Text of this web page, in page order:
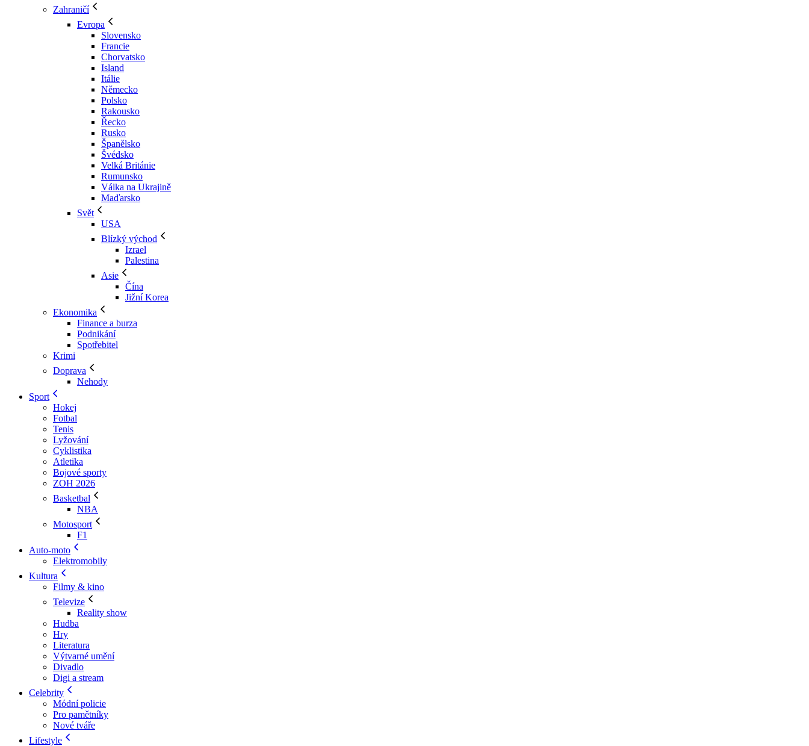
Zahraničí
Evropa
Slovensko
Francie
Chorvatsko
Island
Itálie
Německo
Polsko
Rakousko
Řecko
Rusko
Španělsko
Švédsko
Velká Británie
Rumunsko
Válka na Ukrajině
Maďarsko
Svět
USA
Blízký východ
Izrael
Palestina
Asie
Čína
Jižní Korea
Ekonomika
Finance a burza
Podnikání
Spotřebitel
Krimi
Doprava
Nehody
Sport
Hokej
Fotbal
Tenis
Lyžování
Cyklistika
Atletika
Bojové sporty
ZOH 2026
Basketbal
NBA
Motosport
F1
Auto-moto
Elektromobily
Kultura
Filmy & kino
Televize
Reality show
Hudba
Hry
Literatura
Výtvarné umění
Divadlo
Digi a stream
Celebrity
Módní policie
Pro pamětníky
Nové tváře
Lifestyle